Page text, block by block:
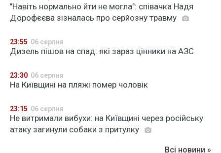
"Навіть нормально йти не могла": співачка Надя
Дорофєєва зізналась про серйозну травму
23:55 06 серпня
Дизель пішов на спад: які зараз цінники на АЗС
23:30 06 серпня
На Київщині на пляжі помер чоловік
23:15 06 серпня
Не витримали вибухи: на Київщині через російську
атаку загинули собаки з притулку
Всі новини »